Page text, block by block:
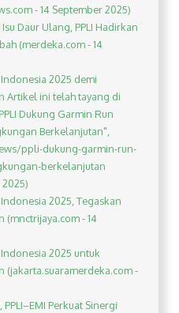
- 14 September 2025)
Daur Ulang, PPLI Hadirkan
(merdeka.com - 14
2025 demi
Artikel ini telah tayang di
Dukung Garmin Run
Berkelanjutan",
ppli-dukung-garmin-run-
berkelanjutan
2025, Tegaskan
(mnctrijaya.com - 14
2025 untuk
(jakarta.suaramerdeka.com -
Perkuat Sinergi